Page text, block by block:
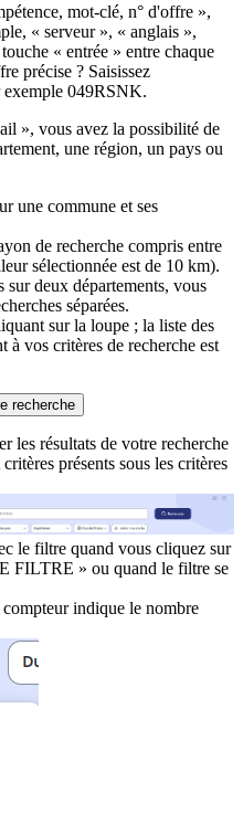
mot-clé, n° d'offre »,
« serveur », « anglais »,
« entrée » entre chaque
précise ? Saisissez
exemple 049RSNK.
», vous avez la possibilité de
une région, un pays ou
une commune et ses
de recherche compris entre
sélectionnée est de 10 km).
sur deux départements, vous
séparées.
sur la loupe ; la liste des
à vos critères de recherche est
recherche
les résultats de votre recherche
présents sous les critères
le filtre quand vous cliquez sur
FILTRE » ou quand le filtre se
indique le nombre